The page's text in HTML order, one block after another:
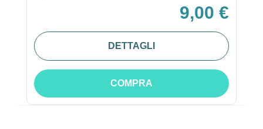
9,00 €
DETTAGLI
COMPRA